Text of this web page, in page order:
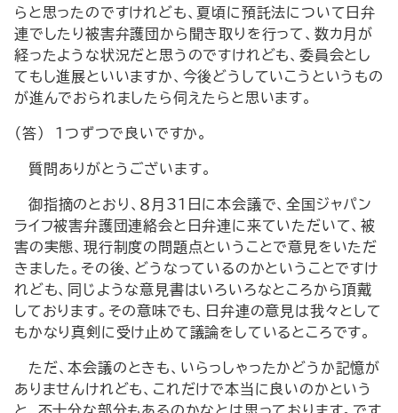
らと思ったのですけれども、夏頃に預託法について日弁
連でしたり被害弁護団から聞き取りを行って、数カ月が
経ったような状況だと思うのですけれども、委員会とし
てもし進展といいますか、今後どうしていこうというもの
が進んでおられましたら伺えたらと思います。
（答） １つずつで良いですか。
質問ありがとうございます。
御指摘のとおり、８月31日に本会議で、全国ジャパン
ライフ被害弁護団連絡会と日弁連に来ていただいて、被
害の実態、現行制度の問題点ということで意見をいただ
きました。その後、どうなっているのかということですけ
れども、同じような意見書はいろいろなところから頂戴
しております。その意味でも、日弁連の意見は我々として
もかなり真剣に受け止めて議論をしているところです。
ただ、本会議のときも、いらっしゃったかどうか記憶が
ありませんけれども、これだけで本当に良いのかという